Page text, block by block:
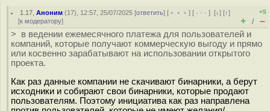
1.17 ,Аноним (17), 12:57, 25/07/2025 [ответить] [ ﹢﹢﹢] [ · · ·][↓] [↑]
[к модератору]
+5
+ / –
> в ведении ежемесячного платежа для пользователей и
компаний, которые получают коммерческую выгоду и прямо
или косвенно зарабатывают на использовании открытого
проекта.
Как раз данные компании не скачивают бинарники, а берут
исходники и собирают свои бинарники, которые продают
пользователям. Поэтому инициатива как раз направлена